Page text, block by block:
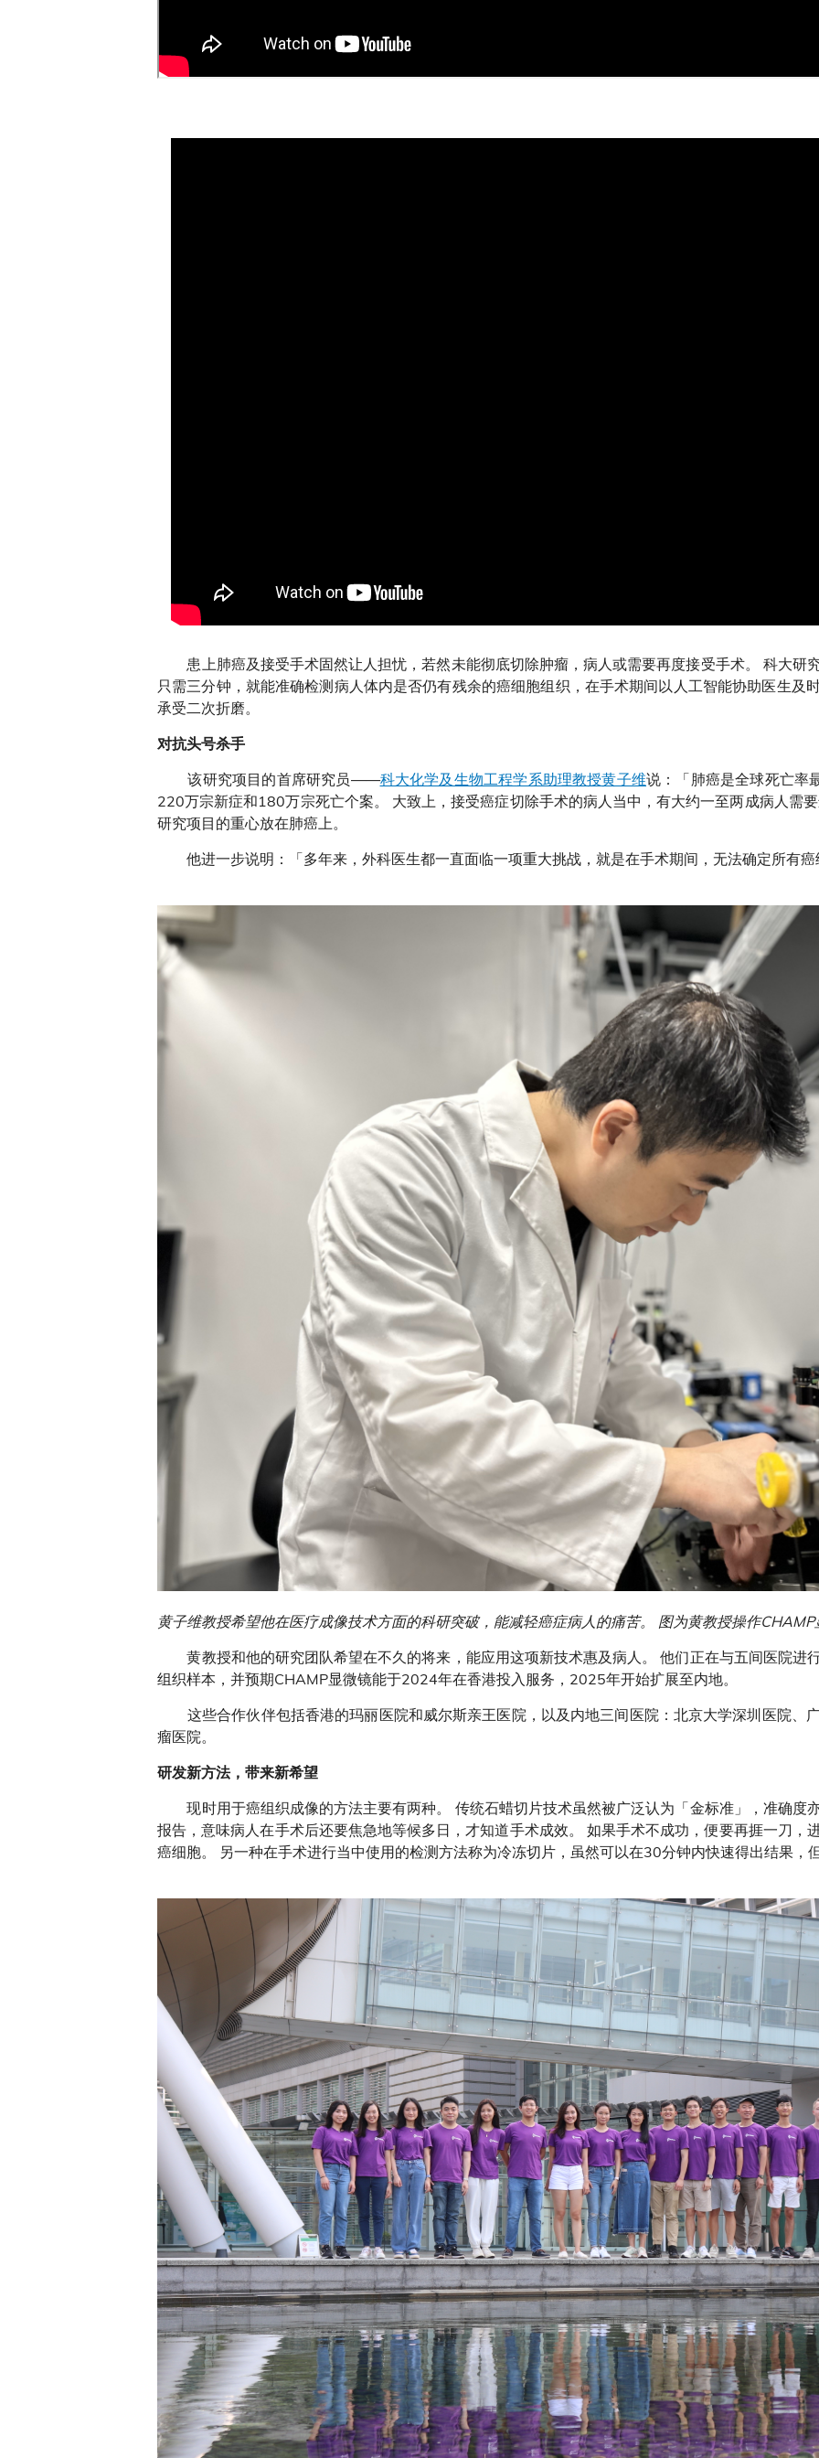
患上肺癌及接受手术固然让人担忧，若然未能彻底切除肿瘤，病人或需要再度接受手术。 科大研
只需三分钟，就能准确检测病人体内是否仍有残余的癌细胞组织，在手术期间以人工智能协助医生及
承受二次折磨。
对抗头号杀手
该研究项目的首席研究员——科大化学及生物工程学系助理教授黄子维说：「肺癌是全球死亡率
220万宗新症和180万宗死亡个案。 大致上，接受癌症切除手术的病人当中，有大约一至两成病人需
研究项目的重心放在肺癌上。
他进一步说明：「多年来，外科医生都一直面临一项重大挑战，就是在手术期间，无法确定所有癌
黄子维教授希望他在医疗成像技术方面的科研突破，能减轻癌症病人的痛苦。 图为黄教授操作CHAMP
黄教授和他的研究团队希望在不久的将来，能应用这项新技术惠及病人。 他们正在与五间医院进
组织样本，并预期CHAMP显微镜能于2024年在香港投入服务，2025年开始扩展至内地。
这些合作伙伴包括香港的玛丽医院和威尔斯亲王医院，以及内地三间医院：北京大学深圳医院、
瘤医院。
研发新方法，带来新希望
现时用于癌组织成像的方法主要有两种。 传统石蜡切片技术虽然被广泛认为「金标准」，准确度
报告，意味病人在手术后还要焦急地等候多日，才知道手术成效。 如果手术不成功，便要再捱一刀，
癌细胞。 另一种在手术进行当中使用的检测方法称为冷冻切片，虽然可以在30分钟内快速得出结果，